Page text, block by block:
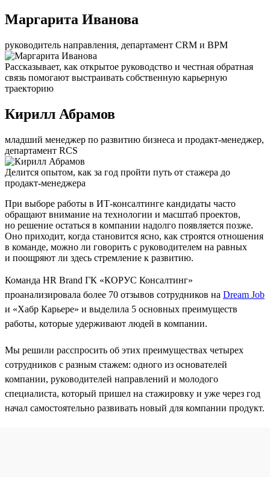
Маргарита Иванова
руководитель направления, департамент CRM и BPM
Рассказывает, как открытое руководство и честная обратная
связь помогают выстраивать собственную карьерную
траекторию
Кирилл Абрамов
младший менеджер по развитию бизнеса и продакт-менеджер,
департамент RCS
Делится опытом, как за год пройти путь от стажера до
продакт-менеджера
При выборе работы в ИТ-консалтинге кандидаты часто
обращают внимание на технологии и масштаб проектов,
но решение остаться в компании надолго появляется позже.
Оно приходит, когда становится ясно, как строятся отношения
в команде, можно ли говорить с руководителем на равных
и поощряют ли здесь стремление к развитию.
Команда HR Brand ГК «КОРУС Консалтинг»
проанализировала более 70 отзывов сотрудников на Dream Job
и «Хабр Карьере» и выделила 5 основных преимуществ
работы, которые удерживают людей в компании.
Мы решили расспросить об этих преимуществах четырех
сотрудников с разным стажем: одного из основателей
компании, руководителей направлений и молодого
специалиста, который пришел на стажировку и уже через год
начал самостоятельно развивать новый для компании продукт.